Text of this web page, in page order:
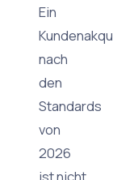
Ein
nach
den
Standards
von
2026
ist nicht